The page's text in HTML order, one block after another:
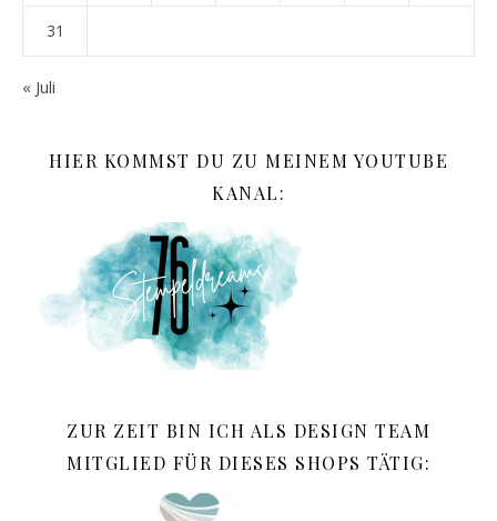
31
« Juli
HIER KOMMST DU ZU MEINEM YOUTUBE
KANAL:
ZUR ZEIT BIN ICH ALS DESIGN TEAM
MITGLIED FÜR DIESES SHOPS TÄTIG: